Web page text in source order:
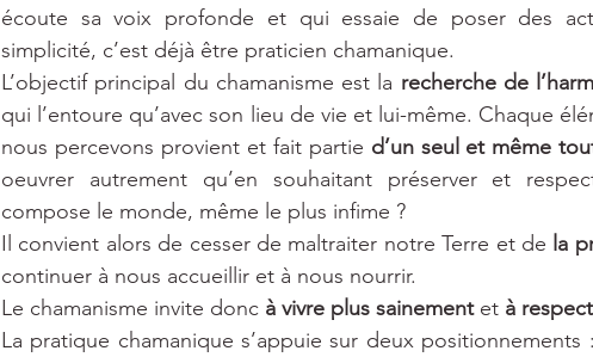
écoute sa voix profonde et qui essaie de poser des
simplicité, c’est déjà être praticien chamanique.
L’objectif principal du chamanisme est la recherche de
qui l’entoure qu’avec son lieu de vie et lui-même. Chaque
nous percevons provient et fait partie d’un seul et même
oeuvrer autrement qu’en souhaitant préserver et
compose le monde, même le plus infime ?
Il convient alors de cesser de maltraiter notre Terre et de la
continuer à nous accueillir et à nous nourrir.
Le chamanisme invite donc à vivre plus sainement et à
La pratique chamanique s’appuie sur deux positionnements :